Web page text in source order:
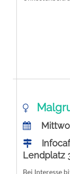
Lendplatz
Bei Interesse